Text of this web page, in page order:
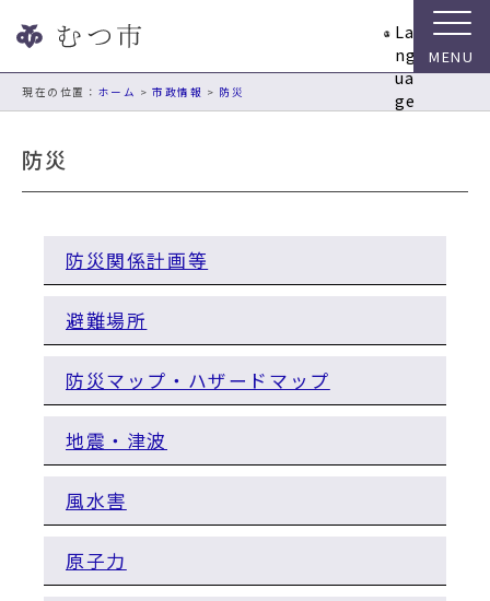
ビ
シ
La
ng
ua
ge
現在の位置： ホーム >市政情報 > 防災
防災
防災関係計画等
避難場所
防災マップ・ハザードマップ
地震・津波
風水害
原子力